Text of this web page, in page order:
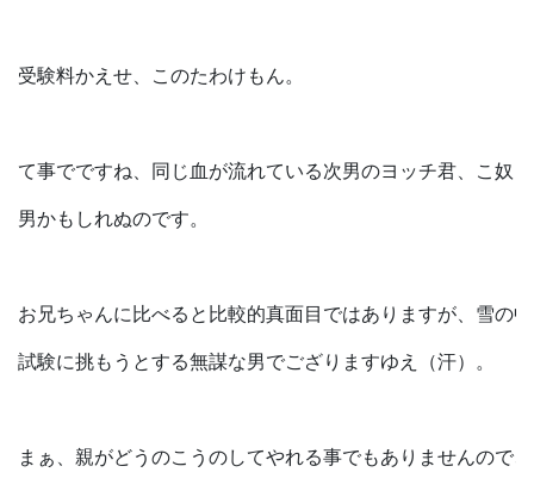
受験料かえせ、このたわけもん。
て事でですね、同じ血が流れている次男のヨッチ君、こ奴
男かもしれぬのです。
お兄ちゃんに比べると比較的真面目ではありますが、雪の
試験に挑もうとする無謀な男でござりますゆえ（汗）。
まぁ、親がどうのこうのしてやれる事でもありませんので